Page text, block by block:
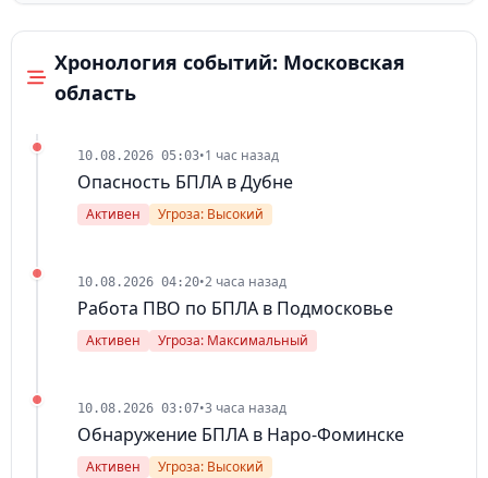
Хронология событий: Московская
область
10.08.2026 05:03•1 час назад
Опасность БПЛА в Дубне
Активен Угроза: Высокий
10.08.2026 04:20•2 часа назад
Работа ПВО по БПЛА в Подмосковье
Активен Угроза: Максимальный
10.08.2026 03:07•3 часа назад
Обнаружение БПЛА в Наро-Фоминске
Активен Угроза: Высокий